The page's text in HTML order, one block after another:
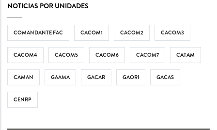
NOTICIAS POR UNIDADES
COMANDANTE FAC CACOM1 CACOM2 CACOM3
CACOM4 CACOM5 CACOM6 CACOM7 CATAM
CAMAN GAAMA GACAR GAORI GACAS
CENRP